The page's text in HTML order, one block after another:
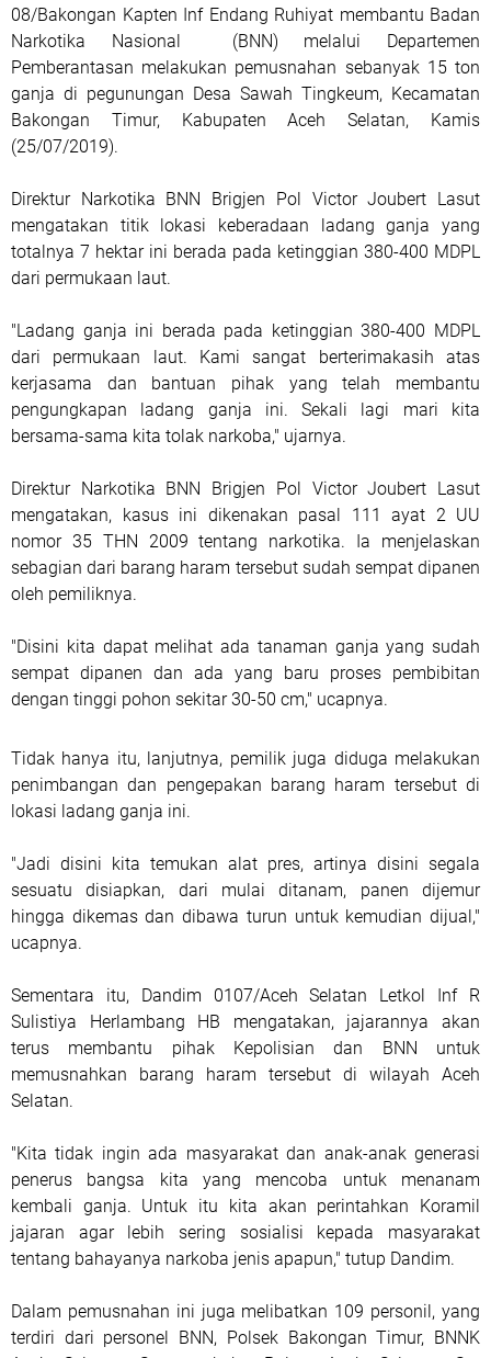
08/Bakongan Kapten Inf Endang Ruhiyat membantu Badan
Narkotika Nasional (BNN) melalui Departemen
Pemberantasan melakukan pemusnahan sebanyak 15 ton
ganja di pegunungan Desa Sawah Tingkeum, Kecamatan
Bakongan Timur, Kabupaten Aceh Selatan, Kamis
(25/07/2019).
Direktur Narkotika BNN Brigjen Pol Victor Joubert Lasut
mengatakan titik lokasi keberadaan ladang ganja yang
totalnya 7 hektar ini berada pada ketinggian 380-400 MDPL
dari permukaan laut.
"Ladang ganja ini berada pada ketinggian 380-400 MDPL
dari permukaan laut. Kami sangat berterimakasih atas
kerjasama dan bantuan pihak yang telah membantu
pengungkapan ladang ganja ini. Sekali lagi mari kita
bersama-sama kita tolak narkoba," ujarnya.
Direktur Narkotika BNN Brigjen Pol Victor Joubert Lasut
mengatakan, kasus ini dikenakan pasal 111 ayat 2 UU
nomor 35 THN 2009 tentang narkotika. Ia menjelaskan
sebagian dari barang haram tersebut sudah sempat dipanen
oleh pemiliknya.
"Disini kita dapat melihat ada tanaman ganja yang sudah
sempat dipanen dan ada yang baru proses pembibitan
dengan tinggi pohon sekitar 30-50 cm," ucapnya.
Tidak hanya itu, lanjutnya, pemilik juga diduga melakukan
penimbangan dan pengepakan barang haram tersebut di
lokasi ladang ganja ini.
"Jadi disini kita temukan alat pres, artinya disini segala
sesuatu disiapkan, dari mulai ditanam, panen dijemur
hingga dikemas dan dibawa turun untuk kemudian dijual,"
ucapnya.
Sementara itu, Dandim 0107/Aceh Selatan Letkol Inf R
Sulistiya Herlambang HB mengatakan, jajarannya akan
terus membantu pihak Kepolisian dan BNN untuk
memusnahkan barang haram tersebut di wilayah Aceh
Selatan.
"Kita tidak ingin ada masyarakat dan anak-anak generasi
penerus bangsa kita yang mencoba untuk menanam
kembali ganja. Untuk itu kita akan perintahkan Koramil
jajaran agar lebih sering sosialisi kepada masyarakat
tentang bahayanya narkoba jenis apapun," tutup Dandim.
Dalam pemusnahan ini juga melibatkan 109 personil, yang
terdiri dari personel BNN, Polsek Bakongan Timur, BNNK